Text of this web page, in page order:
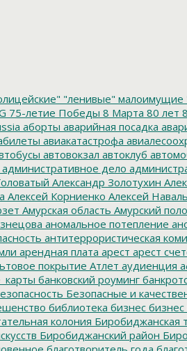
"ленивые" малоимущие
75-летие Победы 8 Марта 80 лет
аборты аварийная посадка
авиакатастрофа
автовокзал автоклуб
административное дело
Александр Золотухин
Алексей Корниенко Алексей
Амурская область Амурский
аномальное потепление
антитеррористическая
арендная плата арест арест
покрытие Атлет аудиенция
банковский роуминг
Безопасные и
библиотека бизнес
колония Биробиджанская
Биробиджанский район